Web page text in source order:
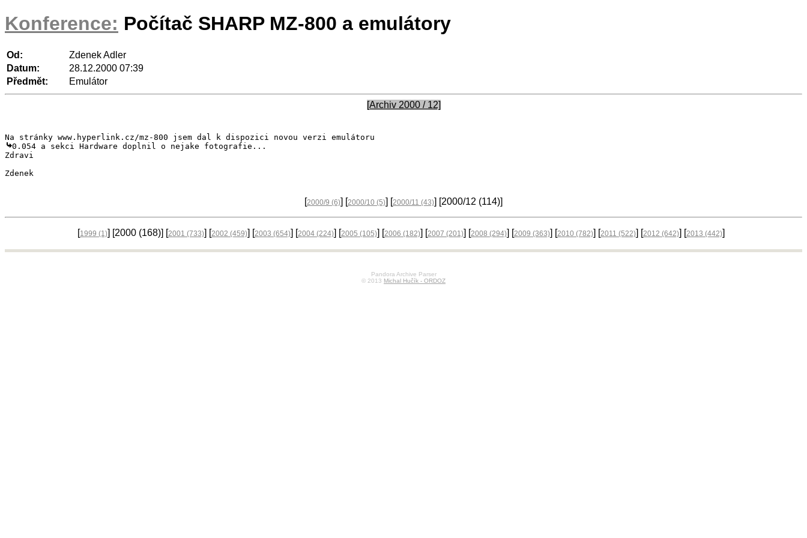
Konference: Počítač SHARP MZ-800 a emulátory
Od:
Zdenek Adler
Datum:
28.12.2000 07:39
Předmět:
Emulátor
[Archiv 2000 / 12]
0.054 a sekci Hardware doplnil o nejake fotografie...
Zdravi
Zdenek
[2000/9 (6)] [2000/10 (5)] [2000/11 (43)] [2000/12 (114)]
[1999 (1)] [2000 (168)] [2001 (733)] [2002 (459)] [2003 (654)] [2004 (224)] [2005 (105)] [2006 (182)] [2007 (201)] [2008 (294)] [2009 (363)] [2010 (782)] [2011 (522)] [2012 (642)] [2013 (442)]
Pandora Archive Parser
© 2013 Michal Hučík - ORDOZ